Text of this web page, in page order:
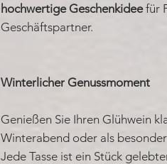
hochwertige Geschenkideefür
Geschäftspartner.
Winterlicher Genussmoment
Genießen Sie Ihren Glühwein
Winterabend oder als
Jede Tasse ist ein Stück